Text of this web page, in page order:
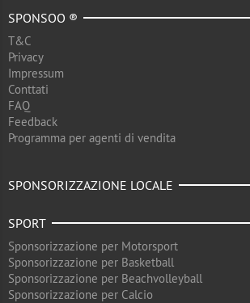
SPONSOO ®
T&C
Privacy
Impressum
Conttati
FAQ
Feedback
Programma per agenti di vendita
SPONSORIZZAZIONE LOCALE
SPORT
Sponsorizzazione per Motorsport
Sponsorizzazione per Basketball
Sponsorizzazione per Beachvolleyball
Sponsorizzazione per Calcio